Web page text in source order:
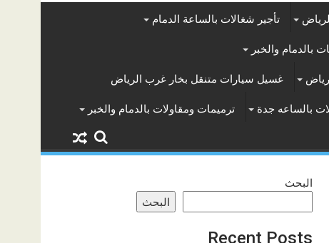
تأجير شغالات بالساعة الدمام
بالدمام والخبر
غسيل سيارات متنقل بخار غرب الرياض
بالساعه جدة ترميمات ومقاولات بالدمام والخبر
البحث
البحث
Recent Posts